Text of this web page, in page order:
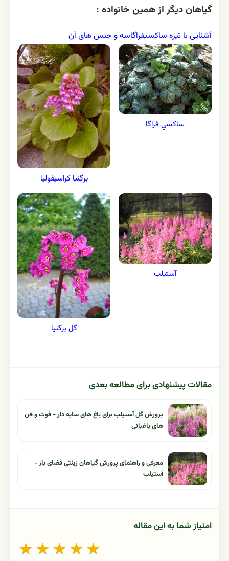
گياهان ديگر از همين خانواده :
آشنایی با تیره ساکسیفراگاسه و جنس های آن
ساكسي فراگا
برگنیا کراسیفولیا
آستیلب
گل برگنیا
مقالات پیشنهادی برای مطالعه بعدی
پرورش گل آستیلب برای باغ های سایه دار - فوت و فن
های باغبانی
معرفی و راهنمای پرورش گیاهان زینتی فضای باز -
آستیلب
امتیاز شما به این مقاله
★ ★ ★ ★ ★